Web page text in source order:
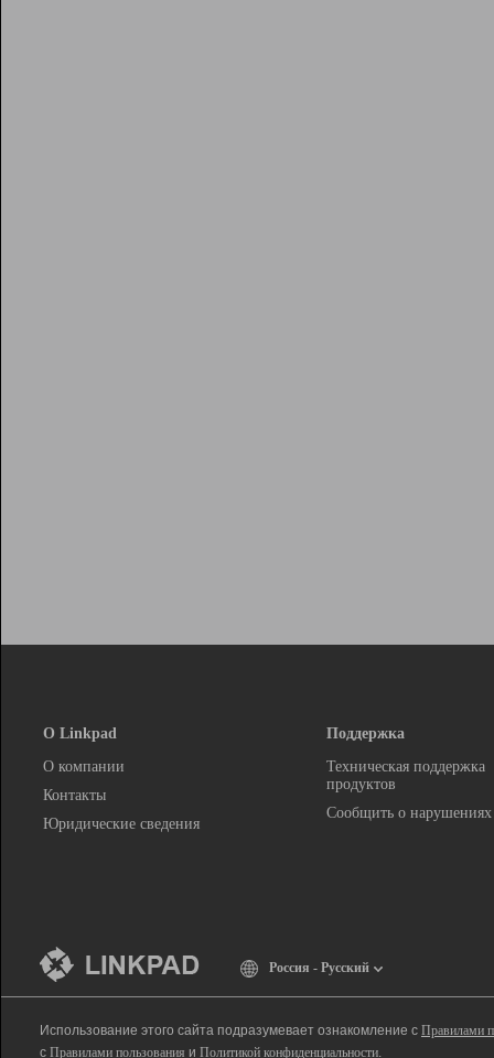
О Linkpad
О компании
Контакты
Юридические сведения
Поддержка
Техническая поддержка
продуктов
Сообщить о нарушениях
Россия - Русский
Использование этого сайта подразумевает ознакомление с Правилами
с Правилами пользования и Политикой конфиденциальности.